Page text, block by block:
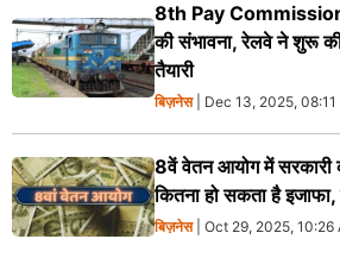
8th Pay Commission:
की संभावना, रेलवे ने शुरू
तैयारी
बिज़नेस| Dec 13, 2025, 08:11
8वें वेतन आयोग में सरकारी
कितना हो सकता है
बिज़नेस| Oct 29, 2025, 10:26